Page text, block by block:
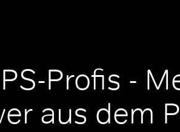
Profis -
aus dem